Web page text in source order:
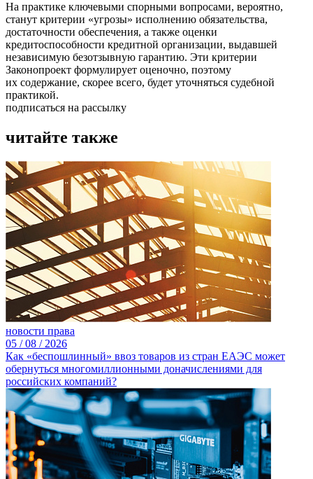
На практике ключевыми спорными вопросами, вероятно,
станут критерии «угрозы» исполнению обязательства,
достаточности обеспечения, а также оценки
кредитоспособности кредитной организации, выдавшей
независимую безотзывную гарантию. Эти критерии
Законопроект формулирует оценочно, поэтому
их содержание, скорее всего, будет уточняться судебной
практикой.
подписаться на рассылку
читайте также
новости права
05 /08 / 2026
Как «беспошлинный» ввоз товаров из стран ЕАЭС может
обернуться многомиллионными доначислениями для
российских компаний?